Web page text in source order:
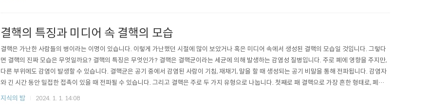
결핵의 특징과 미디어 속 결핵의 모습
결핵은 가난한 사람들의 병이라는 이명이 있습니다. 이렇게 가난했던 시절에 많이 보았거나 혹은 미디어 속에서 생성된 결핵의 모습일 것입니다. 그렇다
면 결핵의 진짜 모습은 무엇일까요? 결핵의 특징은 무엇인가? 결핵은 결핵균이라는 세균에 의해 발생하는 감염성 질병입니다. 주로 폐에 영향을 주지만,
다른 부위에도 감염이 발생할 수 있습니다. 결핵균은 공기 중에서 감염된 사람이 기침, 재채기, 말을 할 때 생성되는 공기 비말을 통해 전파됩니다. 감염자
와 긴 시간 동안 밀접한 접촉이 있을 때 전파될 수 있습니다. 그리고 결핵은 주로 두 가지 유형으로 나눕니다. 첫째로 패 결핵으로 가장 흔한 형태로, 폐에
감염이 발생합니다. 감염된 사람이 기침을 통해 세균을 내뿜으면, 다른 사람들이 그 공기를 흡입함으로써 전파될 수..
지식의 밤 2024. 1. 1. 14:08